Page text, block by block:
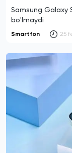
Samsung Galaxy
bo'lmaydi
Smartfon 25